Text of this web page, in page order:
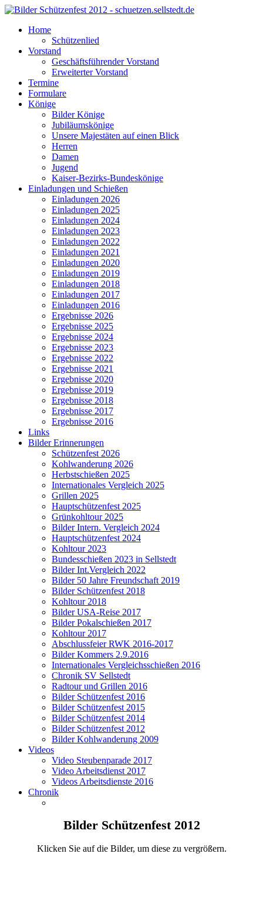
Home
Schützenlied
Vorstand
Geschäftsführender Vorstand
Erweiterter Vorstand
Termine
Formulare
Könige
Bilder Könige
Jubiläumskönige
Unsere Majestäten auf einen Blick
Herren
Damen
Jugend
Kaiser-Bezirks-Bundeskönige
Einladungen und Schießen
Einladungen 2026
Einladungen 2025
Einladungen 2024
Einladungen 2023
Einladungen 2022
Einladungen 2021
Einladungen 2020
Einladungen 2019
Einladungen 2018
Einladungen 2017
Einladungen 2016
Ergebnisse 2026
Ergebnisse 2025
Ergebnisse 2024
Ergebnisse 2023
Ergebnisse 2022
Ergebnisse 2021
Ergebnisse 2020
Ergebnisse 2019
Ergebnisse 2018
Ergebnisse 2017
Ergebnisse 2016
Links
Bilder Erinnerungen
Schützenfest 2026
Kohlwanderung 2026
Herbstschießen 2025
Internationales Vergleich 2025
Grillen 2025
Hauptschützenfest 2025
Grünkohltour 2025
Bilder Intern. Vergleich 2024
Hauptschützenfest 2024
Kohltour 2023
Bundesschießen 2023 in Sellstedt
Bilder Int.Vergleich 2022
Bilder 50 Jahre Freundschaft 2019
Bilder Schützenfest 2018
Kohltour 2018
Bilder USA-Reise 2017
Bilder Pokalschießen 2017
Kohltour 2017
Abschlussfeier RWK 2016-2017
Bilder Kommers 2.9.2016
Internationales Vergleichsschießen 2016
Chronik SV Sellstedt
Radtour und Grillen 2016
Bilder Schützenfest 2016
Bilder Schützenfest 2015
Bilder Schützenfest 2014
Bilder Schützenfest 2012
Bilder Kohlwanderung 2009
Videos
Video Steubenparade 2017
Video Arbeitsdienst 2017
Videos Arbeitsdienste 2016
Chronik
Bilder Schützenfest 2012
Klicken Sie auf die Bilder, um diese zu vergrößern.